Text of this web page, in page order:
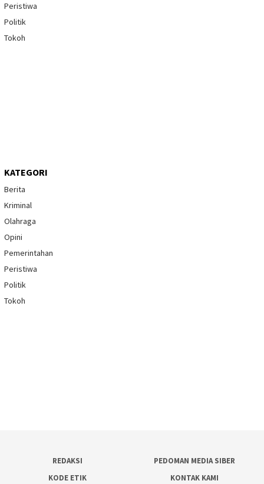
Peristiwa
Politik
Tokoh
KATEGORI
Berita
Kriminal
Olahraga
Opini
Pemerintahan
Peristiwa
Politik
Tokoh
REDAKSI
PEDOMAN MEDIA SIBER
KODE ETIK
KONTAK KAMI